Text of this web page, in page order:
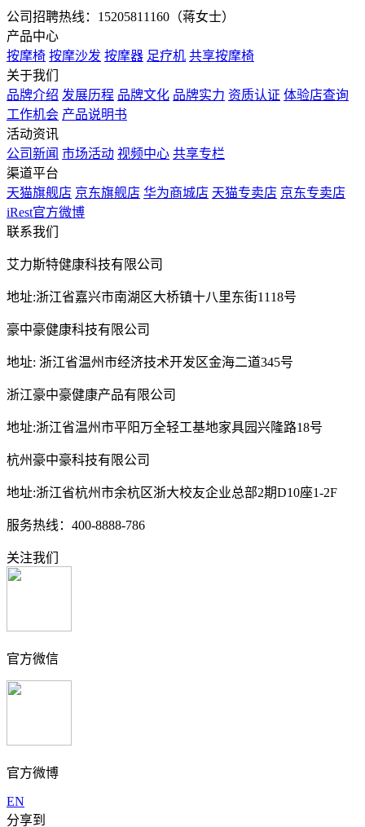
公司招聘热线：15205811160（蒋女士）
产品中心
按摩椅 按摩沙发 按摩器 足疗机 共享按摩椅
关于我们
品牌介绍 发展历程 品牌文化 品牌实力 资质认证 体验店查询
工作机会 产品说明书
活动资讯
公司新闻 市场活动 视频中心 共享专栏
渠道平台
天猫旗舰店 京东旗舰店 华为商城店 天猫专卖店 京东专卖店
iRest官方微博
联系我们
艾力斯特健康科技有限公司
地址:浙江省嘉兴市南湖区大桥镇十八里东街1118号
豪中豪健康科技有限公司
地址: 浙江省温州市经济技术开发区金海二道345号
浙江豪中豪健康产品有限公司
地址:浙江省温州市平阳万全轻工基地家具园兴隆路18号
杭州豪中豪科技有限公司
地址:浙江省杭州市余杭区浙大校友企业总部2期D10座1-2F
服务热线：400-8888-786
关注我们
官方微信
官方微博
EN
分享到